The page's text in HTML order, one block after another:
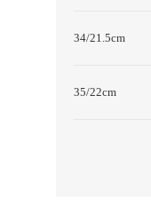
34/21.5cm
35/22cm